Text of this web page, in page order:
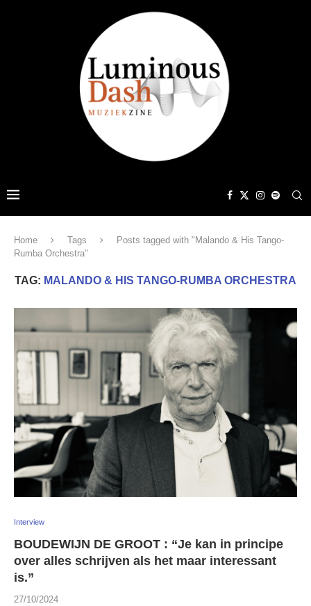
Home Tags
Posts tagged with "Malando & His Tango-
Rumba Orchestra"
TAG: MALANDO & HIS TANGO-RUMBA ORCHESTRA
Interview
BOUDEWIJN DE GROOT : “Je kan in principe
over alles schrijven als het maar interessant
is.”
27/10/2024